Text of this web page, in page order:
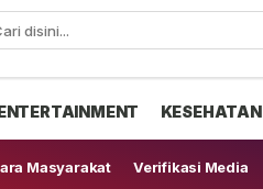
KESEHATAN
Masyarakat Verifikasi Media